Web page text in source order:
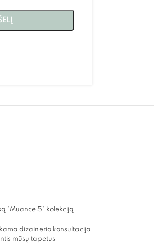
"Muance 5" kolekciją
dizainerio konsultacija
mūsų tapetus